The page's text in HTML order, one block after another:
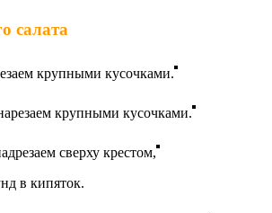
салата
крупными кусочками.
крупными кусочками.
сверху крестом,
в кипяток.